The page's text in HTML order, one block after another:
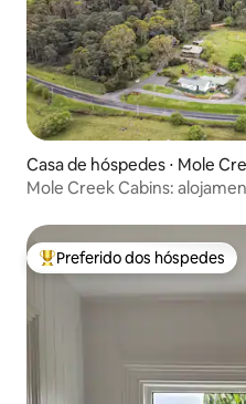
Casa de hóspedes ⋅ Mole
Mole Creek Cabins:
Entre os melhores
Preferido dos hóspedes